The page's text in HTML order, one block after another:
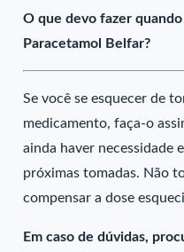
O que devo fazer
Paracetamol Belfar?
Se você se esquecer de
medicamento, faça-o
ainda haver necessidade
próximas tomadas. Não
compensar a dose
Em caso de dúvidas,